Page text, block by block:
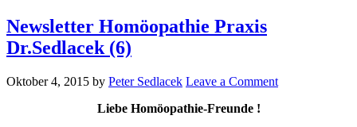
Newsletter Homöopathie Praxis
Dr.Sedlacek (6)
Oktober 4, 2015 by Peter Sedlacek Leave a Comment
Liebe Homöopathie-Freunde !